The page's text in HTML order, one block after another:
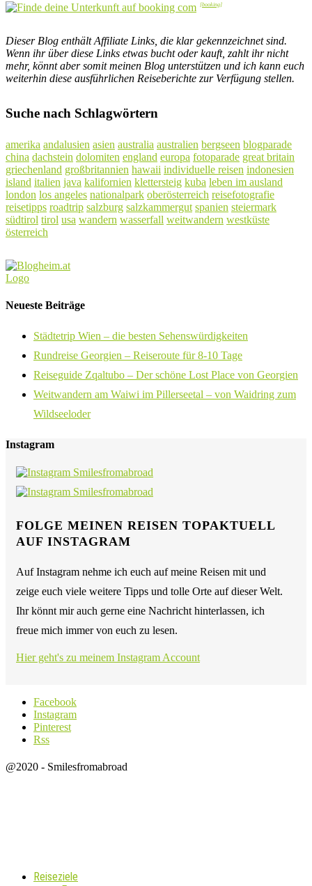
Dieser Blog enthält Affiliate Links, die klar gekennzeichnet sind.
Wenn ihr über diese Links etwas bucht oder kauft, zahlt ihr nicht
mehr, könnt aber somit meinen Blog unterstützen und ich kann euch
weiterhin diese ausführlichen Reiseberichte zur Verfügung stellen.
Suche nach Schlagwörtern
amerika andalusien asien australia australien bergseen blogparade
china dachstein dolomiten england europa fotoparade great britain
griechenland großbritannien hawaii individuelle reisen indonesien
island italien java kalifornien klettersteig kuba leben im ausland
london los angeles nationalpark oberösterreich reisefotografie
reisetipps roadtrip salzburg salzkammergut spanien steiermark
südtirol tirol usa wandern wasserfall weitwandern westküste
österreich
Neueste Beiträge
Städtetrip Wien – die besten Sehenswürdigkeiten
Rundreise Georgien – Reiseroute für 8-10 Tage
Reiseguide Zqaltubo – Der schöne Lost Place von Georgien
Weitwandern am Waiwi im Pillerseetal – von Waidring zum
Wildseeloder
Instagram
FOLGE MEINEN REISEN TOPAKTUELL
AUF INSTAGRAM
Auf Instagram nehme ich euch auf meine Reisen mit und
zeige euch viele weitere Tipps und tolle Orte auf dieser Welt.
Ihr könnt mir auch gerne eine Nachricht hinterlassen, ich
freue mich immer von euch zu lesen.
Hier geht's zu meinem Instagram Account
Facebook
Instagram
Pinterest
Rss
@2020 - Smilesfromabroad
Reiseziele